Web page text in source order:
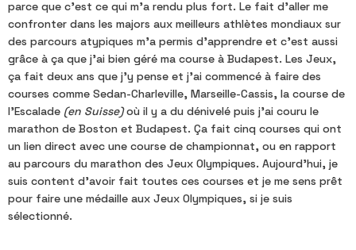
parce que c'est ce qui m'a rendu plus fort. Le fait d'aller me
confronter dans les majors aux meilleurs athlètes mondiaux sur
des parcours atypiques m'a permis d'apprendre et c'est aussi
grâce à ça que j'ai bien géré ma course à Budapest. Les Jeux,
ça fait deux ans que j'y pense et j'ai commencé à faire des
courses comme Sedan-Charleville, Marseille-Cassis, la course de
l'Escalade (en Suisse)où il y a du dénivelé puis j'ai couru le
marathon de Boston et Budapest. Ça fait cinq courses qui ont
un lien direct avec une course de championnat, ou en rapport
au parcours du marathon des Jeux Olympiques. Aujourd'hui, je
suis content d'avoir fait toutes ces courses et je me sens prêt
pour faire une médaille aux Jeux Olympiques, si je suis
sélectionné.